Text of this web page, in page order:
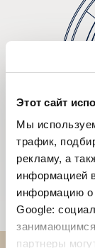
Этот сайт
Мы
трафик,
рекламу, а
информацией
информацию о
Google:
партнеры